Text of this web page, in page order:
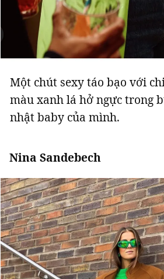
Một chút sexy táo bạo với
màu xanh lá hở ngực trong
nhật baby của mình.
Nina Sandebech